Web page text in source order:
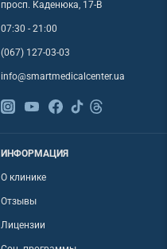
просп. Каденюка, 17-В
07:30 - 21:00
(067) 127-03-03
info@smartmedicalcenter.ua
ИНФОРМАЦИЯ
О клинике
Отзывы
Лицензии